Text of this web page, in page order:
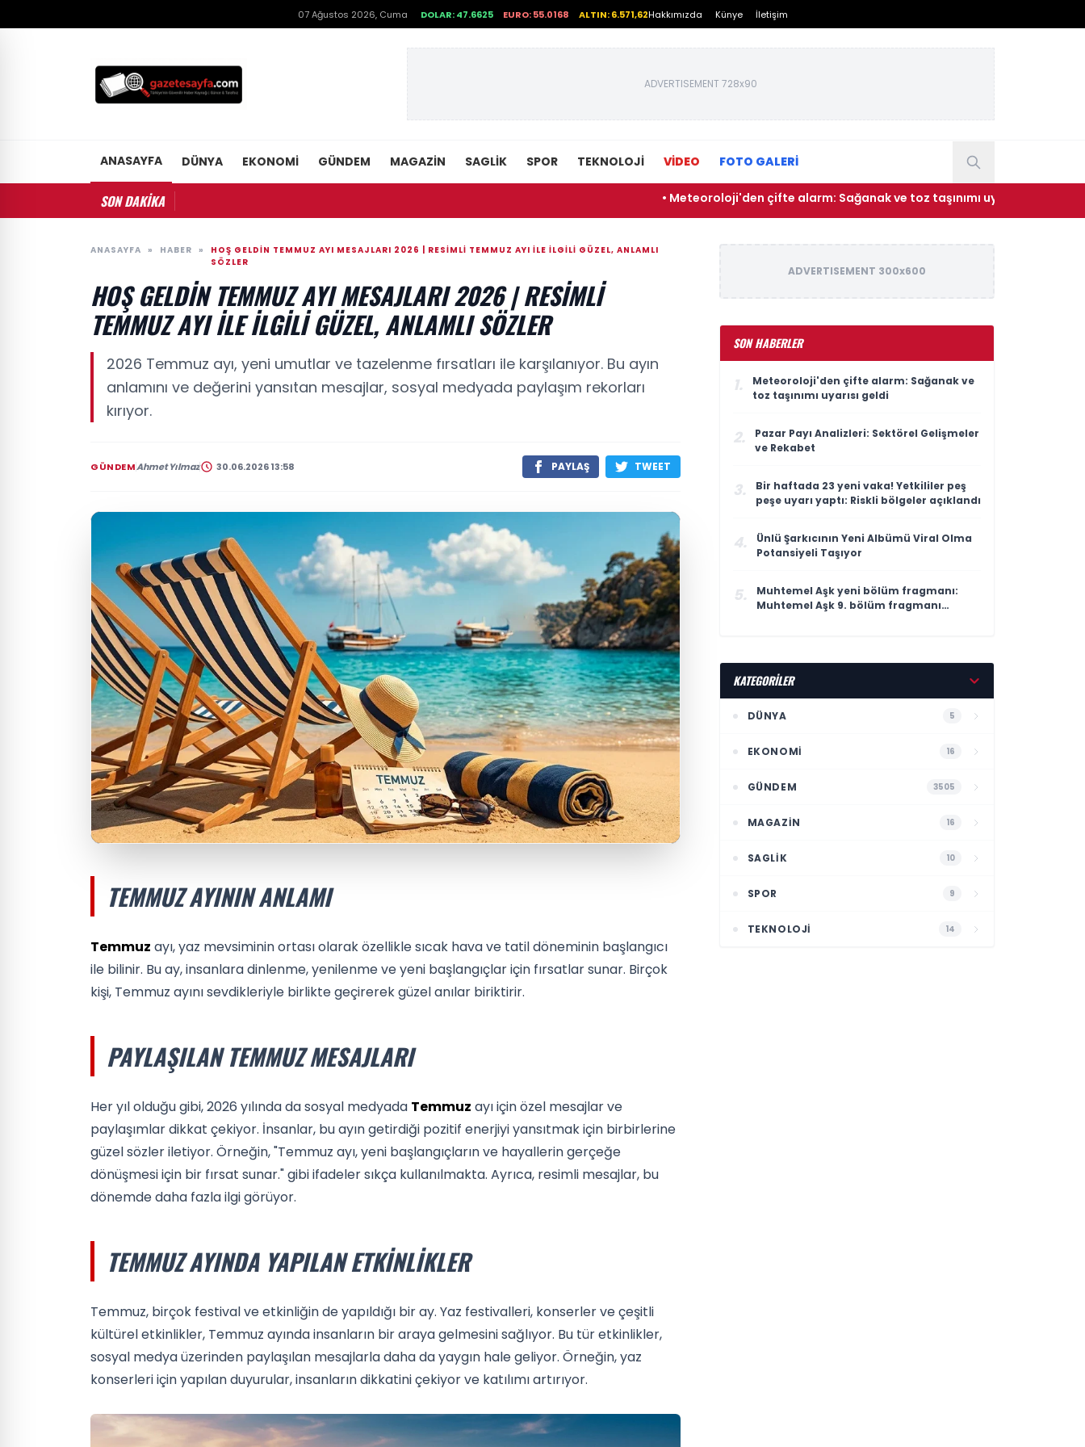
07 Ağustos 2026, Cuma DOLAR: 47.6625 EURO: 55.0168 ALTIN: 6.571,62Hakkımızda Künye İletişim
ADVERTISEMENT 728x90
ANASAYFA DÜNYA EKONOMI GÜNDEM MAGAZIN SAGLIK SPOR TEKNOLOJI VİDEO FOTO GALERİ
SON DAKİKA • Meteoroloji'den çifte alarm: Sağanak ve toz taşınımı uyarısı geldi
ANASAYFA » HABER »
HOŞ GELDIN TEMMUZ AYI MESAJLARI 2026 | RESIMLI TEMMUZ AYI ILE ILGILI GÜZEL, ANLAMLI
SÖZLER
HOŞ GELDIN TEMMUZ AYI MESAJLARI 2026 | RESIMLI
TEMMUZ AYI ILE ILGILI GÜZEL, ANLAMLI SÖZLER
2026 Temmuz ayı, yeni umutlar ve tazelenme fırsatları ile karşılanıyor. Bu ayın
anlamını ve değerini yansıtan mesajlar, sosyal medyada paylaşım rekorları
kırıyor.
GÜNDEMAhmet Yılmaz 30.06.2026 13:58 PAYLAŞ TWEET
TEMMUZ AYININ ANLAMI
Temmuz ayı, yaz mevsiminin ortası olarak özellikle sıcak hava ve tatil döneminin başlangıcı
ile bilinir. Bu ay, insanlara dinlenme, yenilenme ve yeni başlangıçlar için fırsatlar sunar. Birçok
kişi, Temmuz ayını sevdikleriyle birlikte geçirerek güzel anılar biriktirir.
PAYLAŞILAN TEMMUZ MESAJLARI
Her yıl olduğu gibi, 2026 yılında da sosyal medyada Temmuz ayı için özel mesajlar ve
paylaşımlar dikkat çekiyor. İnsanlar, bu ayın getirdiği pozitif enerjiyi yansıtmak için birbirlerine
güzel sözler iletiyor. Örneğin, "Temmuz ayı, yeni başlangıçların ve hayallerin gerçeğe
dönüşmesi için bir fırsat sunar." gibi ifadeler sıkça kullanılmakta. Ayrıca, resimli mesajlar, bu
dönemde daha fazla ilgi görüyor.
TEMMUZ AYINDA YAPILAN ETKINLIKLER
Temmuz, birçok festival ve etkinliğin de yapıldığı bir ay. Yaz festivalleri, konserler ve çeşitli
kültürel etkinlikler, Temmuz ayında insanların bir araya gelmesini sağlıyor. Bu tür etkinlikler,
sosyal medya üzerinden paylaşılan mesajlarla daha da yaygın hale geliyor. Örneğin, yaz
konserleri için yapılan duyurular, insanların dikkatini çekiyor ve katılımı artırıyor.
ADVERTISEMENT 300x600
SON HABERLER
1.
Meteoroloji'den çifte alarm: Sağanak ve
toz taşınımı uyarısı geldi
2.
Pazar Payı Analizleri: Sektörel Gelişmeler
ve Rekabet
3.
Bir haftada 23 yeni vaka! Yetkililer peş
peşe uyarı yaptı: Riskli bölgeler açıklandı
4.
Ünlü Şarkıcının Yeni Albümü Viral Olma
Potansiyeli Taşıyor
5.
Muhtemel Aşk yeni bölüm fragmanı:
Muhtemel Aşk 9. bölüm fragmanı
KATEGORİLER
DÜNYA 5
EKONOMI 16
GÜNDEM 3505
MAGAZIN 16
SAGLIK 10
SPOR 9
TEKNOLOJI 14